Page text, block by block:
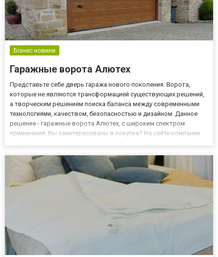
Бізнес новини
Гаражные ворота Алютех
Представьте себе дверь гаража нового поколения. Ворота,
которые не являются трансформацией существующих решений,
а творческим решением поиска баланса между современными
технологиями, качеством, безопасностью и дизайном. Данное
решение - гаражные ворота Алютех, с широким спектром
применения. Вы заинтересованы в покупке? На сайте компании
включает: автомати...